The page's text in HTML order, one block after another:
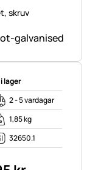
skruv
i lager
2 - 5 vardagar
1,85 kg
32650.1